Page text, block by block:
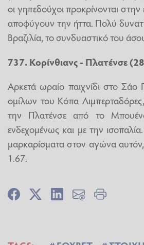
οι γηπεδούχοι προκρίνονται
αποφύγουν την ήττα. Πολύ
Βραζιλία, το συνδυαστικό του
737. Κορίνθιανς - Πλατένσε
Αρκετά ωραίο παιχνίδι στο
ομίλων του Κόπα
την Πλατένσε από το
ενδεχομένως και με την
μαρκαρίσματα στον αγώνα
1.67.